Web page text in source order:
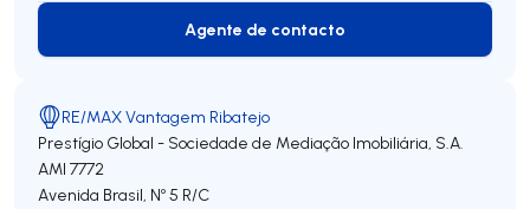
Agente de contacto
Agente de contacto
RE/MAX Vantagem Ribatejo
Prestígio Global - Sociedade de Mediação Imobiliária, S.A.
AMI 7772
Avenida Brasil, Nº 5 R/C